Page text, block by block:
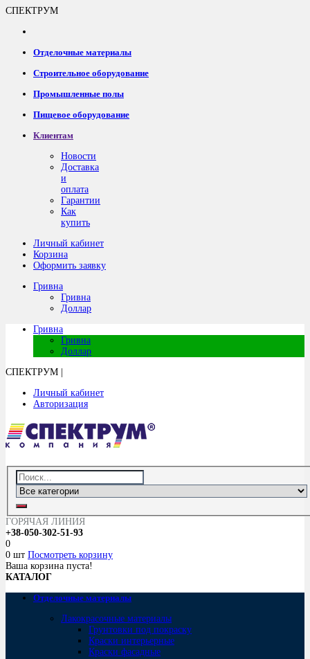
СПЕКТРУМ
Отделочные материалы
Строительное оборудование
Промышленные полы
Пищевое оборудование
Клиентам
Новости
Доставка
и
оплата
Гарантии
Как
купить
Личный кабинет
Корзина
Оформить заявку
Гривна
Гривна
Доллар
Гривна
Гривна
Доллар
СПЕКТРУМ
Личный кабинет
Авторизация
ГОРЯЧАЯ ЛИНИЯ
+38-050-302-51-93
0
0 шт Посмотреть корзину
Ваша корзина пуста!
КАТАЛОГ
Отделочные материалы
Лакокрасочные материалы
Грунтовки под покраску
Краски интерьерные
Краски фасадные